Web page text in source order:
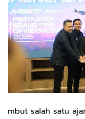
mbut salah satu